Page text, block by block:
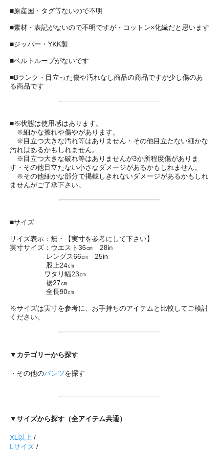
■原産国・タグ等ないので不明
■素材・表記がないので不明ですが・コットン×化繊だと思います
■ジッパー・YKK製
■ベルトループがないです
■Bランク・目立った傷や汚れなし商品の商品ですが少し傷のあ
る商品です
■※状態は使用感はあります。
※細かな擦れや傷やがあります。
※目立つ大きな汚れ等はありません・その他目立たない細かな
汚れはあるかもしれません。
※目立つ大きな破れ等はありませんが3か所程度傷がありま
す・その他目立たない小さなダメージがあるかもしれません。
※その他細かな部分で掲載しきれないダメージがあるかもしれ
ませんがご了承下さい。
■サイズ
サイズ表示：無・【実寸を参考にして下さい】
実寸サイズ：ウエスト36㎝ 28in
レングス66㎝ 25in
股上24㎝
ワタリ幅23㎝
裾27㎝
全長90㎝
※サイズは実寸を参考に、お手持ちのアイテムと比較してご検討
ください。
▼カテゴリーから探す
・その他のパンツを探す
▼サイズから探す（全アイテム共通）
XL以上 /
Lサイズ /